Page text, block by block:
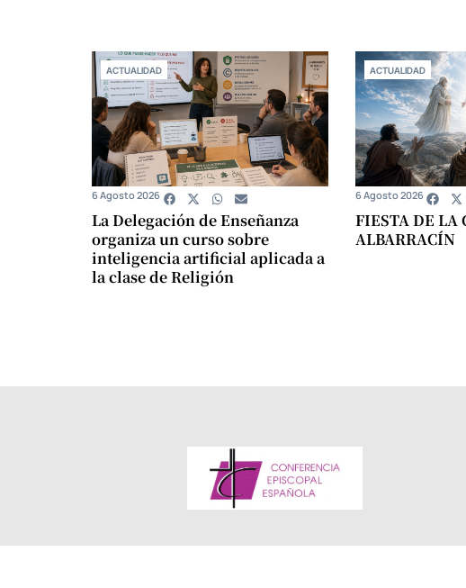
ACTUALIDAD
La Delegación de Enseñanza
organiza un curso sobre
inteligencia artificial aplicada a
la clase de Religión
6 Agosto 2026
ACTUALIDAD
FIESTA DE LA
ALBARRACÍN
6 Agosto 2026